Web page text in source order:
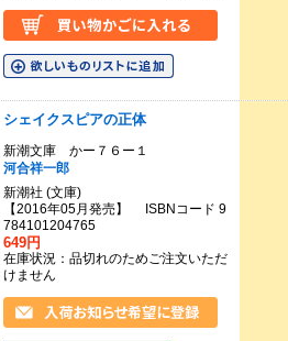
シェイクスピアの正体
新潮文庫 かー７６ー１
河合祥一郎
新潮社 (文庫)
【2016年05月発売】 ISBNコード 9
784101204765
649円
在庫状況：品切れのためご注文いただ
けません